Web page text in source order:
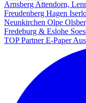
Arnsberg Attendorn,
Freudenberg Hagen
Neunkirchen Olpe
Fredeburg & Eslohe
TOP PartnerE-Paper